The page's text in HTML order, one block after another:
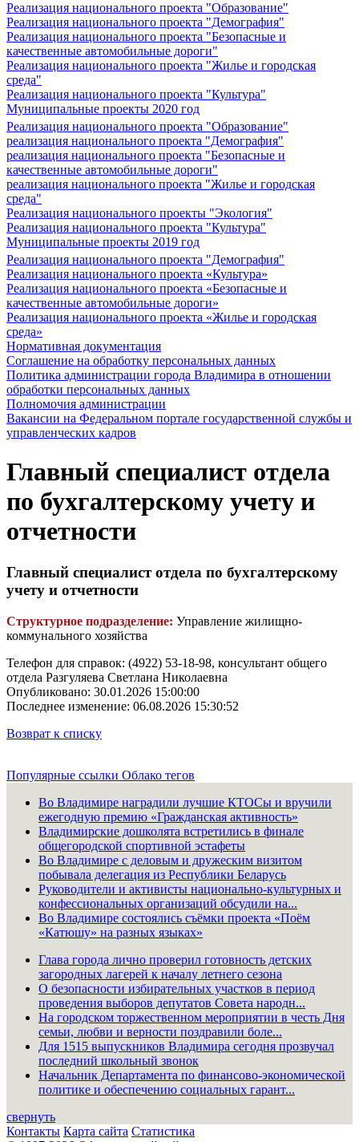
Реализация национального проекта "Образование"
Реализация национального проекта "Демография"
Реализация национального проекта "Безопасные и
качественные автомобильные дороги"
Реализация национального проекта "Жилье и городская
среда"
Реализация национального проекта "Культура"
Муниципальные проекты 2020 год
Реализация национального проекта "Образование"
реализация национального проекта "Демография"
реализация национального проекта "Безопасные и
качественные автомобильные дороги"
реализация национального проекта "Жилье и городская
среда"
Реализация национального проекты "Экология"
Реализация национального проекта "Культура"
Муниципальные проекты 2019 год
Реализация национального проекта "Демография"
Реализация национального проекта «Культура»
Реализация национального проекта «Безопасные и
качественные автомобильные дороги»
Реализация национального проекта «Жилье и городская
среда»
Нормативная документация
Соглашение на обработку персональных данных
Политика администрации города Владимира в отношении
обработки персональных данных
Полномочия администрации
Вакансии на Федеральном портале государственной службы и
управленческих кадров
Главный специалист отдела
по бухгалтерскому учету и
отчетности
Главный специалист отдела по бухгалтерскому
учету и отчетности
Структурное подразделение: Управление жилищно-
коммунального хозяйства
Телефон для справок: (4922) 53-18-98, консультант общего
отдела Разгуляева Светлана Николаевна
Опубликовано: 30.01.2026 15:00:00
Последнее изменение: 06.08.2026 15:30:52
Возврат к списку
Популярные ссылки Облако тегов
Во Владимире наградили лучшие КТОСы и вручили
ежегодную премию «Гражданская активность»
Владимирские дошколята встретились в финале
общегородской спортивной эстафеты
Во Владимире с деловым и дружеским визитом
побывала делегация из Республики Беларусь
Руководители и активисты национально-культурных и
конфессиональных организаций обсудили на...
Во Владимире состоялись съёмки проекта «Поём
«Катюшу» на разных языках»
Глава города лично проверил готовность детских
загородных лагерей к началу летнего сезона
О безопасности избирательных участков в период
проведения выборов депутатов Совета народн...
На городском торжественном мероприятии в честь Дня
семьи, любви и верности поздравили боле...
Для 1515 выпускников Владимира сегодня прозвучал
последний школьный звонок
Начальник Департамента по финансово-экономической
политике и обеспечению социальных гарант...
свернуть
Контакты Карта сайта Статистика